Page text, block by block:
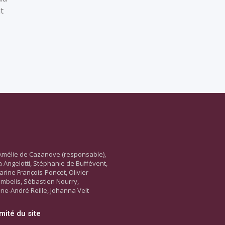
de Cazanove (responsable),
Angelotti, Stéphanie de Buffévent,
François-Poncet, Olivier
Sébastien Nourry,
André Reille, Johanna Velt
du site